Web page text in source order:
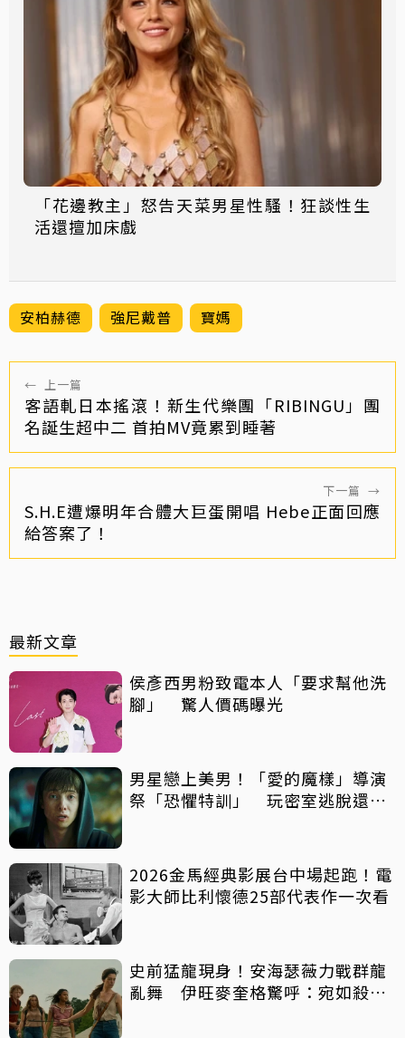
「花邊教主」怒告天菜男星性騷！狂談性生
活還擅加床戲
安柏赫德 強尼戴普 寶媽
← 上一篇
客語軋日本搖滾！新生代樂團「RIBINGU」團
名誕生超中二 首拍MV竟累到睡著
下一篇 →
S.H.E遭爆明年合體大巨蛋開唱 Hebe正面回應
給答案了！
最新文章
侯彥西男粉致電本人「要求幫他洗
腳」 驚人價碼曝光
男星戀上美男！「愛的魔樣」導演
祭「恐懼特訓」 玩密室逃脫還得
2026金馬經典影展台中場起跑！電
影大師比利懷德25部代表作一次看
史前猛龍現身！安海瑟薇力戰群龍
亂舞 伊旺麥奎格驚呼：宛如殺人